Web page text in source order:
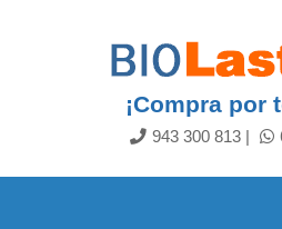
¡Compra por
943 300 813